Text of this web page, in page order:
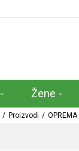
Žene
Proizvodi OPREMA